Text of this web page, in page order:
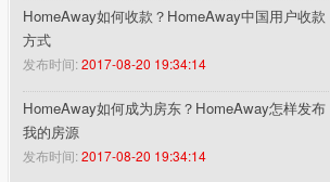
HomeAway如何收款？HomeAway中国用户收款
方式
发布时间: 2017-08-20 19:34:14
HomeAway如何成为房东？HomeAway怎样发布
我的房源
发布时间: 2017-08-20 19:34:14